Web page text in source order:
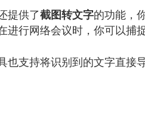
提供了截图转文字的功能，
进行网络会议时，你可以捕
也支持将识别到的文字直接